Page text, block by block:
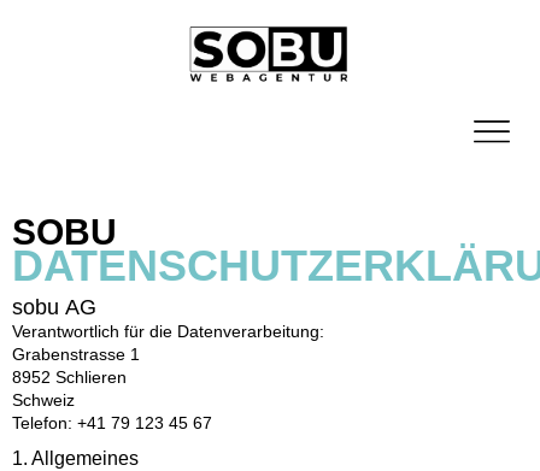
SOBU
sobu AG
Verantwortlich für die Datenverarbeitung:
Grabenstrasse 1
8952 Schlieren
Schweiz
Telefon: +41 79 123 45 67
1. Allgemeines